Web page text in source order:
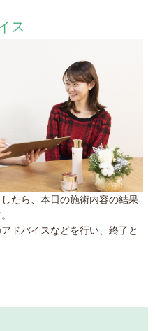
ス
たら、本日の施術内容の結果
ドバイスなどを行い、終了と